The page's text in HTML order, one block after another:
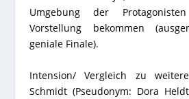
Umgebung der
Vorstellung bekommen
geniale Finale).
Intension/ Vergleich zu
Schmidt (Pseudonym: Dora